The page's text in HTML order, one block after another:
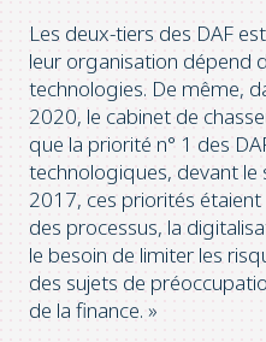
Les deux-tiers des DAF
leur organisation dépend
technologies. De même,
2020, le cabinet de
que la priorité n° 1 des
technologiques, devant le
2017, ces priorités étaient
des processus, la
le besoin de limiter les
des sujets de
de la finance. »